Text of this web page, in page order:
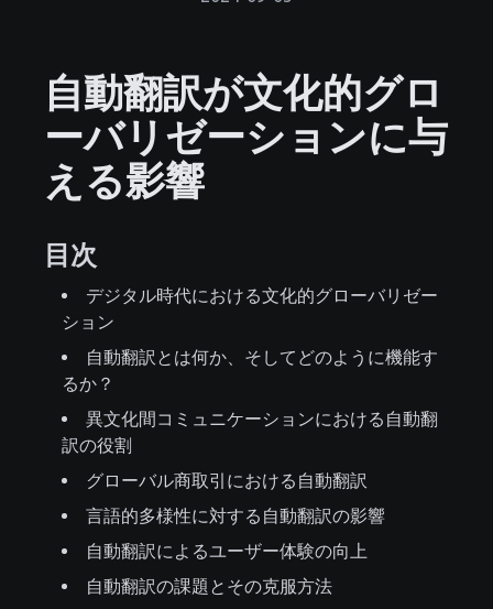
自動翻訳が文化的グロ
ーバリゼーションに与
える影響
目次
デジタル時代における文化的グローバリゼー
ション
自動翻訳とは何か、そしてどのように機能す
るか？
異文化間コミュニケーションにおける自動翻
訳の役割
グローバル商取引における自動翻訳
言語的多様性に対する自動翻訳の影響
自動翻訳によるユーザー体験の向上
自動翻訳の課題とその克服方法